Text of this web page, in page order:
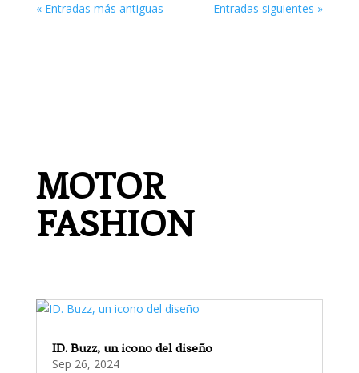
« Entradas más antiguas Entradas siguientes »
MOTOR
FASHION
ID. Buzz, un icono del diseño
Sep 26, 2024